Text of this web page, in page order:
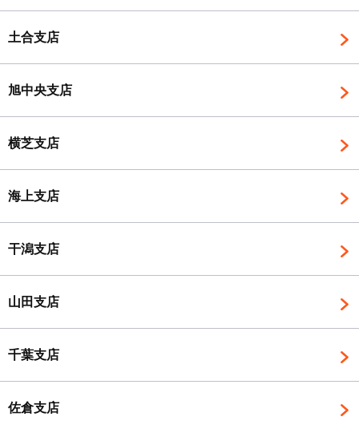
土合支店
旭中央支店
横芝支店
海上支店
干潟支店
山田支店
千葉支店
佐倉支店